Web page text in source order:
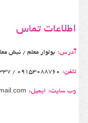
اطلاعات تماس
آدرس: بولوار معلم / نبش معلم 42/ استودیو
تلفن: 09153088760 / 09018079337 / 051-38941607
وب سایت: ایمیل: